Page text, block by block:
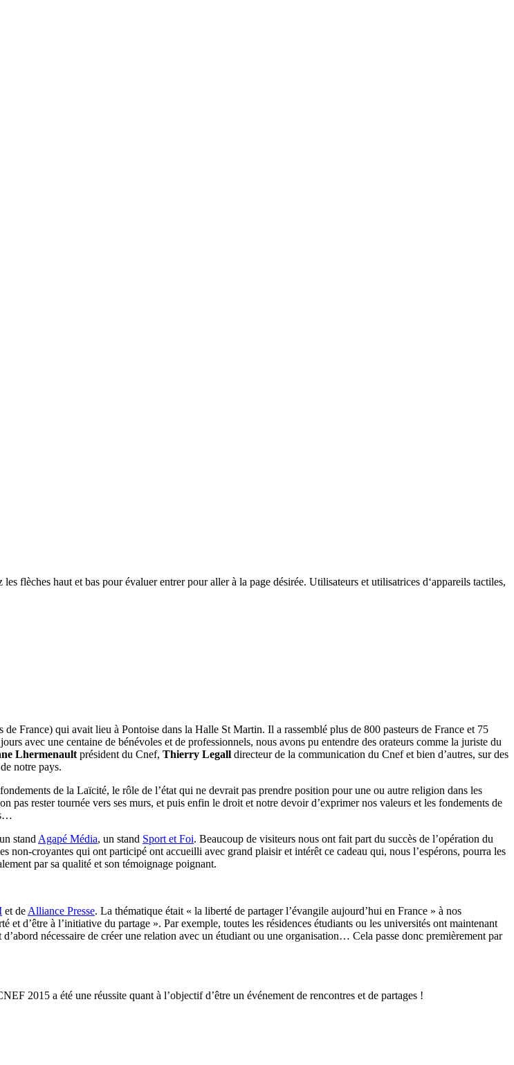
flèches haut et bas pour évaluer entrer pour aller à la page désirée. Utilisateurs et utilisatrices d‘appareils tactiles,
de France) qui avait lieu à Pontoise dans la Halle St Martin. Il a rassemblé plus de 800 pasteurs de France et 75
avec une centaine de bénévoles et de professionnels, nous avons pu entendre des orateurs comme la juriste du
Lhermenault président du Cnef, Thierry Legall directeur de la communication du Cnef et bien d’autres, sur des
notre pays.
de la Laïcité, le rôle de l’état qui ne devrait pas prendre position pour une ou autre religion dans les
pas rester tournée vers ses murs, et puis enfin le droit et notre devoir d’exprimer nos valeurs et les fondements de
stand Agapé Média, un stand Sport et Foi. Beaucoup de visiteurs nous ont fait part du succès de l’opération du
non-croyantes qui ont participé ont accueilli avec grand plaisir et intérêt ce cadeau qui, nous l’espérons, pourra les
par sa qualité et son témoignage poignant.
et de Alliance Presse. La thématique était « la liberté de partager l’évangile aujourd’hui en France » à nos
d’être à l’initiative du partage ». Par exemple, toutes les résidences étudiants ou les universités ont maintenant
nécessaire de créer une relation avec un étudiant ou une organisation… Cela passe donc premièrement par
2015 a été une réussite quant à l’objectif d’être un événement de rencontres et de partages !